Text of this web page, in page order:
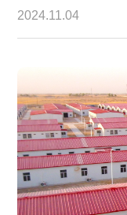
建筑工地上的临时
活动房比较好，并
帮助消费者做出
2024.11.04